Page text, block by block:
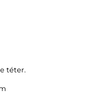
téter.